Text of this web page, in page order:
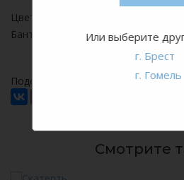
Цвет – белый
Бант- шампань
Поделитесь с друзьями или
Смотрите
Или выберите
г. Брест
г. Гомель